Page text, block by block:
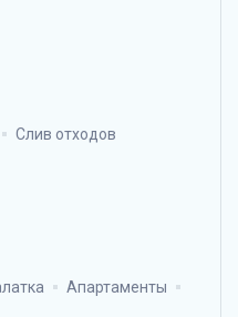
Слив отходов
Апартаменты